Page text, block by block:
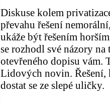
Diskuse kolem
převahu řešení
ukáže být řešením
se rozhodl své názory
otevřeného dopisu vám.
Lidových novin.
dostat se ze slepé uličky.